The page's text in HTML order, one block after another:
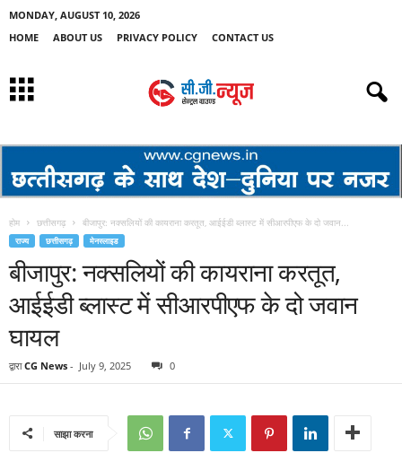
MONDAY, AUGUST 10, 2026
HOME
ABOUT US PRIVACY POLICY CONTACT US
होम छत्तीसगढ़ बीजापुर: नक्सलियों की कायराना करतूत, आईईडी ब्लास्ट में सीआरपीएफ के दो जवान...
राज्य छत्तीसगढ़ मेनस्लाइड
बीजापुर: नक्सलियों की कायराना करतूत,
आईईडी ब्लास्ट में सीआरपीएफ के दो जवान
घायल
द्वारा CG News - July 9, 2025 0
साझा करना